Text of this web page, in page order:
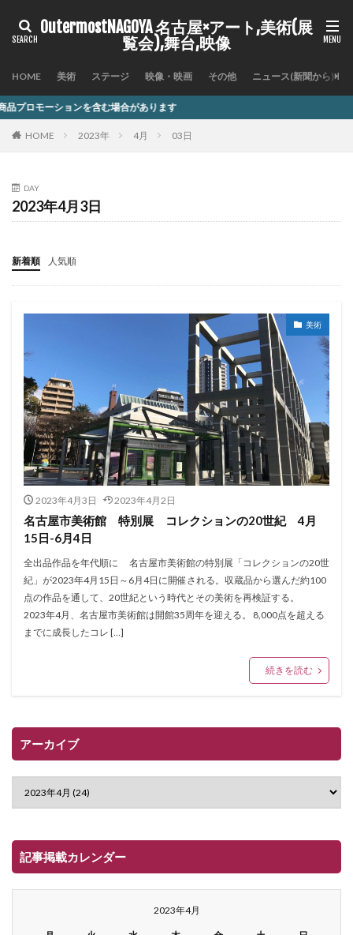
OutermostNAGOYA 名古屋×アート,美術(展
覧会),舞台,映像
HOME 美術 ステージ 映像・映画 その他 ニュース(新聞から)
む場合があります
HOME 2023年 4月 03日
DAY
2023年4月3日
新着順 人気順
美術
2023年4月3日 2023年4月2日
名古屋市美術館 特別展 コレクションの20世紀 4月
15日-6月4日
全出品作品を年代順に 名古屋市美術館の特別展「コレクションの20世
紀」が2023年4月15日～6月4日に開催される。収蔵品から選んだ約100
点の作品を通して、20世紀という時代とその美術を再検証する。
2023年4月、名古屋市美術館は開館35周年を迎える。 8,000点を超える
までに成長したコレ […]
続きを読む
アーカイブ
記事掲載カレンダー
2023年4月